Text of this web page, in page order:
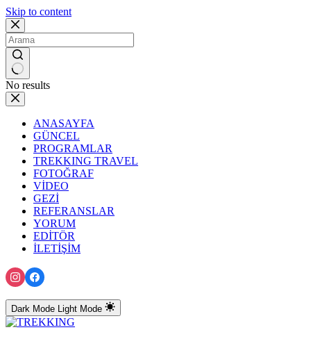
Skip to content
No results
ANASAYFA
GÜNCEL
PROGRAMLAR
TREKKING TRAVEL
FOTOĞRAF
VİDEO
GEZİ
REFERANSLAR
YORUM
EDİTÖR
İLETİŞİM
Dark Mode Light Mode